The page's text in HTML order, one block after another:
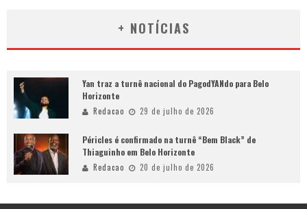
+ NOTÍCIAS
Yan traz a turnê nacional do PagodYANdo para Belo
Horizonte
Redacao 29 de julho de 2026
Péricles é confirmado na turnê “Bem Black” de
Thiaguinho em Belo Horizonte
Redacao 20 de julho de 2026